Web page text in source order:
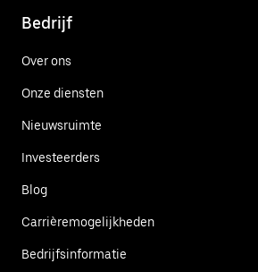
Bedrijf
Over ons
Onze diensten
Nieuwsruimte
Investeerders
Blog
Carrièremogelijkheden
Bedrijfsinformatie